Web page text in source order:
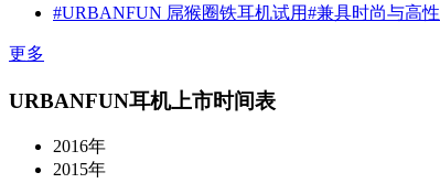
#URBANFUN 屌猴圈铁耳机试用#兼具时尚与高性
更多
URBANFUN耳机上市时间表
2016年
2015年